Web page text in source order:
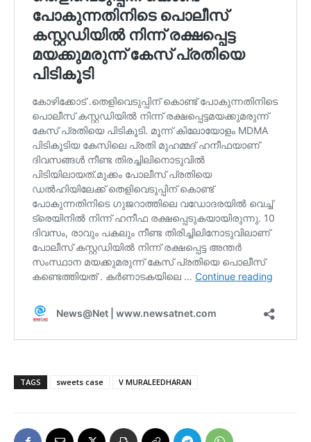
TAGS sweets case V MURALEEDHARAN